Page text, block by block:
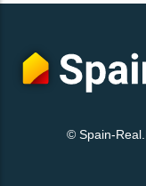
© Spain-